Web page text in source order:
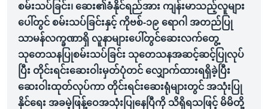
စမ်းသပ်ခြင်း၊ ဆေး၏ခံနိုင်ရည်အား ကျန်းမာသည့်လူများ
ပေါ်တွင် စမ်းသပ်ခြင်းနှင့် ကိုဗစ်-၁၉ ရောဂါ အတည်ပြု
သာမန်လက္ခဏာရှိ လူနာများပေါ်တွင်ဆေးလက်တွေ့
သုတေသနပြုစမ်းသပ်ခြင်း သုတေသနအဆင့်ဆင့်ပြုလုပ်
ပြီး တိုင်းရင်းဆေးဝါးမှတ်ပုံတင် လျှောက်ထားရရှိခဲ့ပြီး
ဆေးဝါးထုတ်လုပ်ကာ တိုင်းရင်းဆေးရုံများတွင် အသုံးပြု
နိုင်ရေး အခမဲ့ဖြန့်ဝေအသုံးပြုနေပြီကို သိရှိရသဖြင့် မိမိတို့